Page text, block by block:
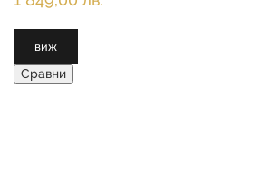
виж
Сравни